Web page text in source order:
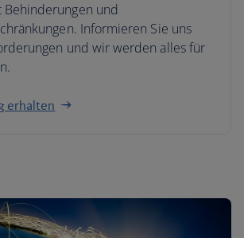
und
Informieren Sie uns
und wir werden alles für
erhalten